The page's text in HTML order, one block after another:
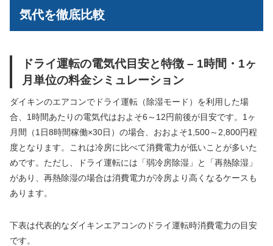
気代を徹底比較
ドライ運転の電気代目安と特徴 – 1時間・1ヶ
月単位の料金シミュレーション
ダイキンのエアコンでドライ運転（除湿モード）を利用した場
合、1時間あたりの電気代はおよそ6～12円前後が目安です。1ヶ
月間（1日8時間稼働×30日）の場合、おおよそ1,500～2,800円程
度となります。これは冷房に比べて消費電力が低いことが多いた
めです。ただし、ドライ運転には「弱冷房除湿」と「再熱除湿」
があり、再熱除湿の場合は消費電力が冷房より高くなるケースも
あります。
下表は代表的なダイキンエアコンのドライ運転時消費電力の目安
です。